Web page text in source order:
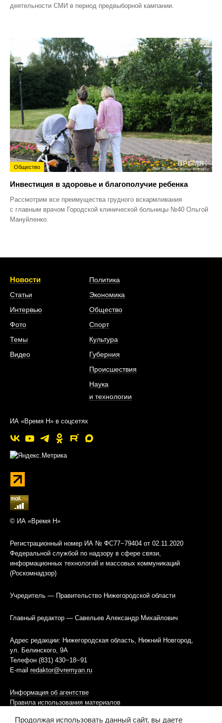
деятельности СМИ в период предвыборной кампании.
Общество
Инвестиция в здоровье и благополучие ребенка
Рассмотрим все преимущества грудного вскармливания
с главным врачом Городской клинической больницы №40 Ольгой
Мануйленко.
Новости
Статьи
Интервью
Фото
Темы
Видео
Политика
Экономика
Общество
Спорт
Культура
Губерния
Происшествия
Наука
и технологии
ИА «Время Н» в соцсетях
© ИА «Время Н»
Регистрационный номер ИА № ФС77−79404 от 02.11.2020
Федеральной службой по надзору в сфере связи,
информационных технологий и массовых коммуникаций
(Роскомнадзор)
Учредитель — Правительство Нижегородской области
Главный редактор — Савельев Александр Михайлович
Адрес редакции: Нижегородская область, Нижний Новгород,
ул. Белинского, 9А
Телефон (831) 430−18−91
E-mail redaktor@vremyan.ru
Информация об агентстве
Правила использования материалов
Продолжая использовать данный сайт, вы даете